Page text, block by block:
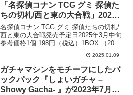
「名探偵コナン TCG グミ 探偵た
ちの切札/西と東の大合戦」2025
年3月発売。全30種。
名探偵コナン TCG グミ 探偵たちの切札/
西と東の大合戦発売予定日2025年3月中旬
参考価格1個 198円（税込）1BOX （20個
入） 3,960円（税込）ラインナップカー
ド 全30種メーカータカラトミー〉DMM
で予約する商品解説202...
2025.01.09
ガチャマシンをモチーフにしたバ
ックパック『しょいガチャ –
Showy Gacha- 』が2023年7月発